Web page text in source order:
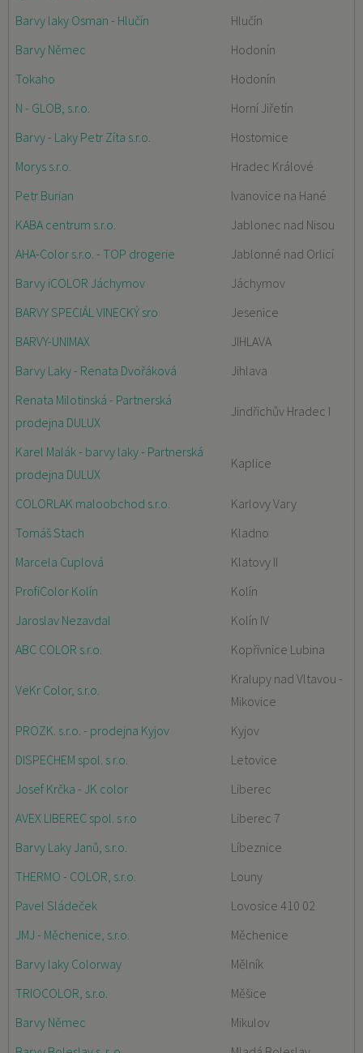
Barvy laky Osman - Hlučín
Hlučín
Barvy Němec
Hodonín
Tokaho
Hodonín
N - GLOB, s.r.o.
Horní Jiřetín
Barvy - Laky Petr Zíta s.r.o.
Hostomice
Morys s.r.o.
Hradec Králové
Petr Burian
Ivanovice na Hané
KABA centrum s.r.o.
Jablonec nad Nisou
AHA-Color s.r.o. - TOP drogerie
Jablonné nad Orlicí
Barvy iCOLOR Jáchymov
Jáchymov
BARVY SPECIÁL VINECKÝ sro
Jesenice
BARVY-UNIMAX
JIHLAVA
Barvy Laky - Renata Dvořáková
Jihlava
Renata Milotinská - Partnerská
prodejna DULUX
Jindřichův Hradec I
Karel Malák - barvy laky - Partnerská
prodejna DULUX
Kaplice
COLORLAK maloobchod s.r.o.
Karlovy Vary
Tomáš Stach
Kladno
Marcela Cuplová
Klatovy II
ProfiColor Kolín
Kolín
Jaroslav Nezavdal
Kolín IV
ABC COLOR s.r.o.
Kopřivnice Lubina
VeKr Color, s.r.o.
Kralupy nad Vltavou -
Mikovice
PROZK. s.r.o. - prodejna Kyjov
Kyjov
DISPECHEM spol. s r.o.
Letovice
Josef Krčka - JK color
Liberec
AVEX LIBEREC spol. s r.o
Liberec 7
Barvy Laky Janů, s.r.o.
Líbeznice
THERMO - COLOR, s.r.o.
Louny
Pavel Sládeček
Lovosice 410 02
JMJ - Měchenice, s.r.o.
Měchenice
Barvy laky Colorway
Mělník
TRIOCOLOR, s.r.o.
Měšice
Barvy Němec
Mikulov